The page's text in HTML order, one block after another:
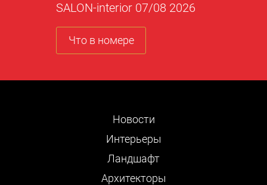
SALON-interior 07/08 2026
Что в номере
Новости
Интерьеры
Ландшафт
Архитекторы